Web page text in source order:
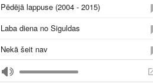
Pēdējā lappuse (2004 - 2015)
Laba diena no Siguldas
Nekā šeit nav
Sirds nenosirmo